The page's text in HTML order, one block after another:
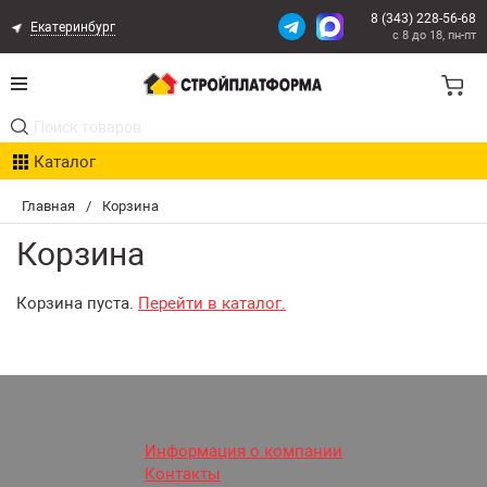
Главная / Корзина
Корзина
Корзина пуста. Перейти в каталог.
Екатеринбург
8 (343) 228-56-68
с 8 до 18, пн-пт
Каталог
Акции
Расчет доставки
Организациям
Оплата и ДоставкаИнформация о компании
Контакты